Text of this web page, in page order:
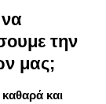
να
την
μας;
και